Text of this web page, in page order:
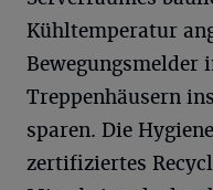
Kühltemperatur
Bewegungsmelder
Treppenhäusern
sparen. Die
zertifiziertes